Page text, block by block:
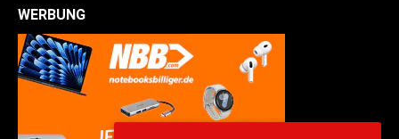
WERBUNG